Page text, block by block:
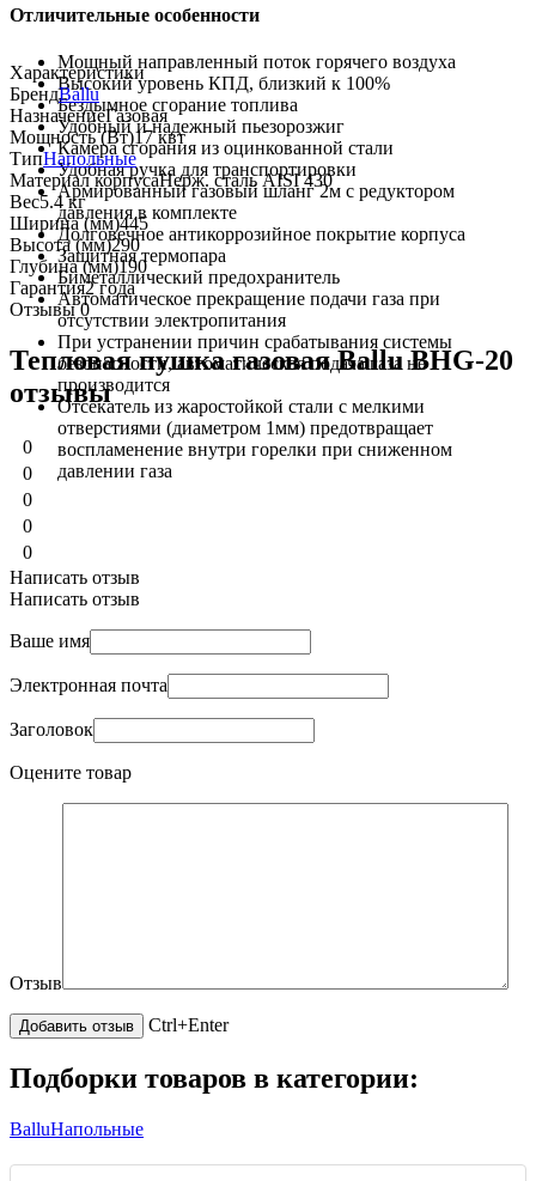
Отличительные особенности
Мощный направленный поток горячего воздуха
Высокий уровень КПД, близкий к 100%
Бездымное сгорание топлива
Удобный и надежный пьезорозжиг
Камера сгорания из оцинкованной стали
Удобная ручка для транспортировки
Армированный газовый шланг 2м с редуктором
давления в комплекте
Долговечное антикоррозийное покрытие корпуса
Защитная термопара
Биметаллический предохранитель
Автоматическое прекращение подачи газа при
отсутствии электропитания
При устранении причин срабатывания системы
безопасности, автоматическая подача газа не
производится
Отсекатель из жаростойкой стали с мелкими
отверстиями (диаметром 1мм) предотвращает
воспламенение внутри горелки при сниженном
давлении газа
Характеристики
БрендBallu
НазначениеГазовая
Мощность (Вт)17 квт
ТипНапольные
Материал корпусаНерж. сталь AISI 430
Вес5.4 кг
Ширина (мм)445
Высота (мм)290
Глубина (мм)190
Гарантия2 года
Отзывы0
Тепловая пушка газовая Ballu BHG-20
отзывы
0
0
0
0
0
Написать отзыв
Написать отзыв
Ваше имя
Электронная почта
Заголовок
Оцените товар
Отзыв
Ctrl+Enter
Подборки товаров в категории:
BalluНапольные